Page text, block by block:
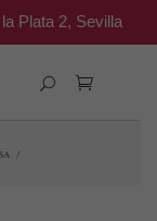
Plata 2, Sevilla
/